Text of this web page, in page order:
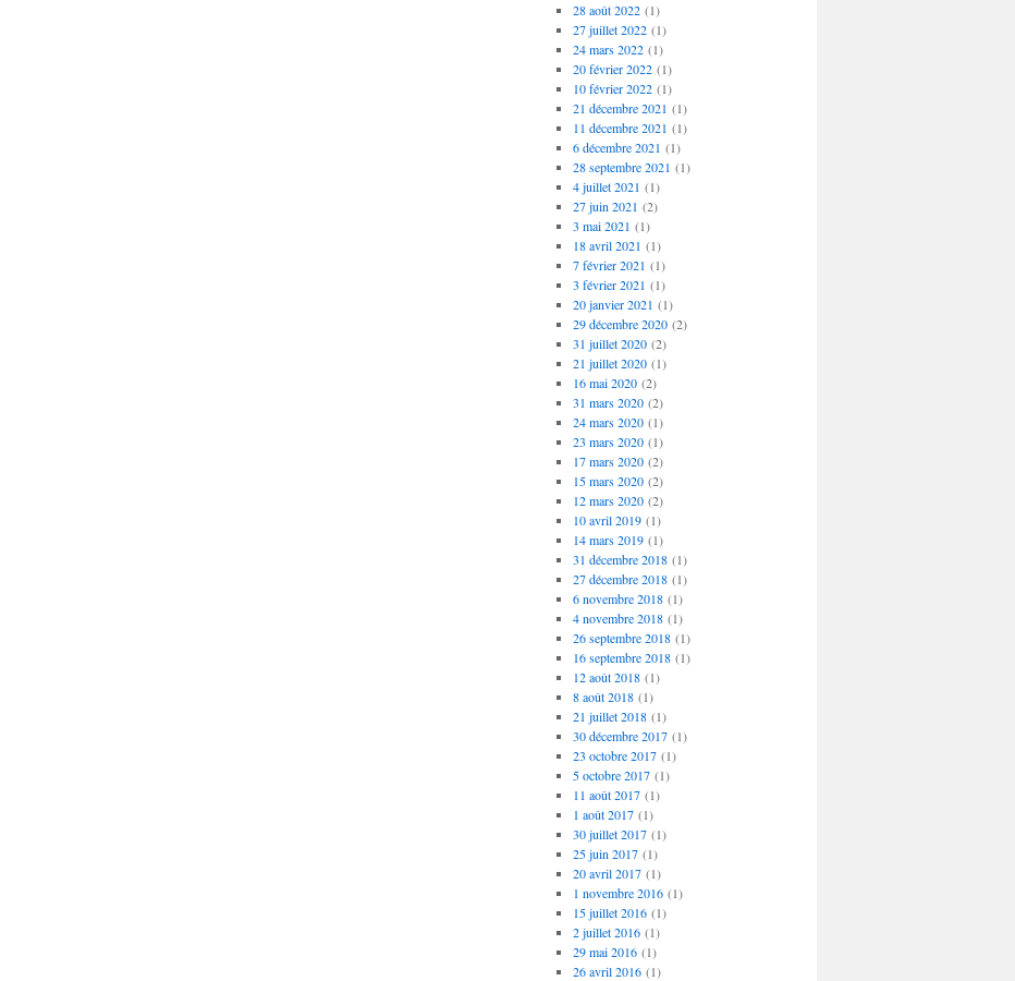
28 août 2022(1)
27 juillet 2022(1)
24 mars 2022(1)
20 février 2022(1)
10 février 2022(1)
21 décembre 2021 (1)
11 décembre 2021 (1)
6 décembre 2021 (1)
28 septembre 2021 (1)
4 juillet 2021 (1)
27 juin 2021 (2)
3 mai 2021 (1)
18 avril 2021 (1)
7 février 2021 (1)
3 février 2021 (1)
20 janvier 2021 (1)
29 décembre 2020(2)
31 juillet 2020(2)
21 juillet 2020(1)
16 mai 2020(2)
31 mars 2020(2)
24 mars 2020(1)
23 mars 2020(1)
17 mars 2020(2)
15 mars 2020(2)
12 mars 2020(2)
10 avril 2019(1)
14 mars 2019(1)
31 décembre 2018(1)
27 décembre 2018(1)
6 novembre 2018(1)
4 novembre 2018(1)
26 septembre 2018(1)
16 septembre 2018(1)
12 août 2018(1)
8 août 2018(1)
21 juillet 2018(1)
30 décembre 2017(1)
23 octobre 2017(1)
5 octobre 2017(1)
11 août 2017(1)
1 août 2017(1)
30 juillet 2017(1)
25 juin 2017(1)
20 avril 2017(1)
1 novembre 2016(1)
15 juillet 2016(1)
2 juillet 2016(1)
29 mai 2016(1)
26 avril 2016(1)